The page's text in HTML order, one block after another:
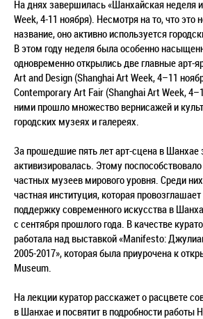
На днях завершилась «Шанхайская неделя
Week, 4-11 ноября). Несмотря на то, что это
название, оно активно используется
В этом году неделя была особенно
одновременно открылись две главные арт-
Art and Design (Shanghai Art Week, 4–11
Contemporary Art Fair (Shanghai Art Week,
ними прошло множество вернисажей и
городских музеях и галереях.
За прошедшие пять лет арт-сцена в Шанхае
активизировалась. Этому
частных музеев мирового уровня. Среди
частная институция, которая
поддержку современного искусства в
с сентября прошлого года. В качестве
работала над выставкой «Manifesto:
2005-2017», которая была приурочена к
Museum.
На лекции куратор расскажет о расцвете
в Шанхае и посвятит в подробности работы